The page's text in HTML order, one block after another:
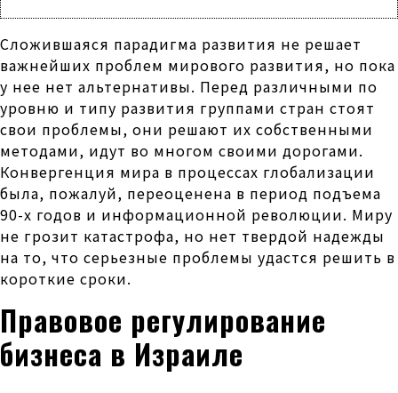
Сложившаяся парадигма развития не решает
важнейших проблем мирового развития, но пока
у нее нет альтернативы. Перед различными по
уровню и типу развития группами стран стоят
свои проблемы, они решают их собственными
методами, идут во многом своими дорогами.
Конвергенция мира в процессах глобализации
была, пожалуй, переоценена в период подъема
90-х годов и информационной революции. Миру
не грозит катастрофа, но нет твердой надежды
на то, что серьезные проблемы удастся решить в
короткие сроки.
Правовое регулирование
бизнеса в Израиле